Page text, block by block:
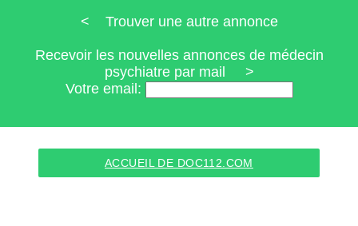
< Trouver une autre annonce
Recevoir les nouvelles annonces de médecin
psychiatre par mail >
Votre email:
ACCUEIL DE DOC112.COM